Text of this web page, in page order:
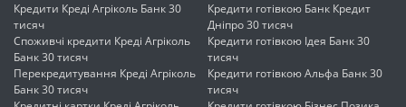
Кредити Креді Агріколь Банк 30
тисяч
Споживчі кредити Креді Агріколь
Банк 30 тисяч
Перекредитування Креді Агріколь
Банк 30 тисяч
Кредити готівкою Банк Кредит
Дніпро 30 тисяч
Кредити готівкою Ідея Банк 30
тисяч
Кредити готівкою Альфа Банк 30
тисяч